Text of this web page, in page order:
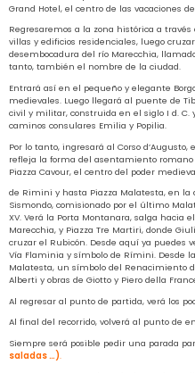
Grand Hotel, el centro de las vacaciones
Regresaremos a la zona histórica a
villas y edificios residenciales, luego
desembocadura del río Marecchia,
tanto, también el nombre de la ciudad.
Entrará así en el pequeño y elegante
medievales. Luego llegará al puente de
civil y militar, construida en el siglo I d. C.
caminos consulares Emilia y Popilia.
Por lo tanto, ingresará al Corso
refleja la forma del asentamiento
Piazza Cavour, el centro del poder
de Rimini y hasta Piazza Malatesta, en
Sismondo, comisionado por el último
XV. Verá la Porta Montanara, salga hacia
Marecchia, y Piazza Tre Martiri, donde
cruzar el Rubicón. Desde aquí ya puedes
Vía Flaminia y símbolo de Rímini. Desde
Malatesta, un símbolo del Renacimiento
Alberti y obras de Giotto y Piero della
Al regresar al punto de partida, verá los
Al final del recorrido, volverá al punto de
Siempre será posible pedir una parada
saladas …).